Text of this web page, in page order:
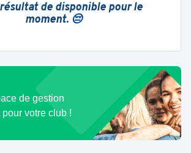
de disponible pour le
moment. 😔
de gestion
votre club !